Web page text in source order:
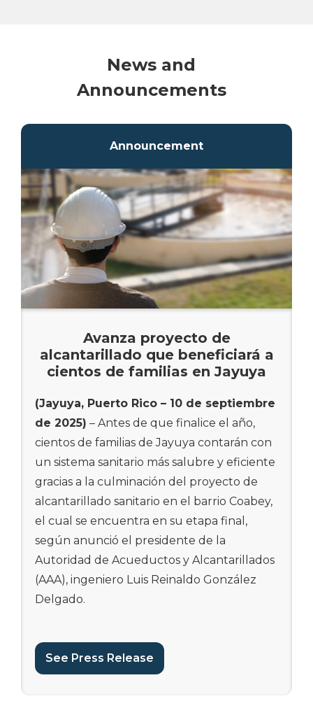
News and
Announcements
Announcement
Avanza proyecto de
alcantarillado que beneficiará a
cientos de familias en Jayuya
(Jayuya, Puerto Rico – 10 de septiembre
de 2025) – Antes de que finalice el año,
cientos de familias de Jayuya contarán con
un sistema sanitario más salubre y eficiente
gracias a la culminación del proyecto de
alcantarillado sanitario en el barrio Coabey,
el cual se encuentra en su etapa final,
según anunció el presidente de la
Autoridad de Acueductos y Alcantarillados
(AAA), ingeniero Luis Reinaldo González
Delgado.
progreso físico y cuya conclusión se espera
para noviembre, constituye una obra
See Press Release